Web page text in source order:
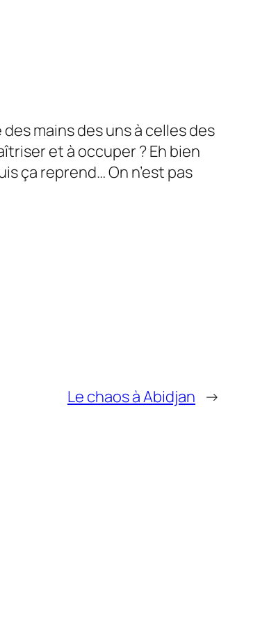
mains des uns à celles des
et à occuper ? Eh bien
ça reprend… On n’est pas
Le chaos à Abidjan →